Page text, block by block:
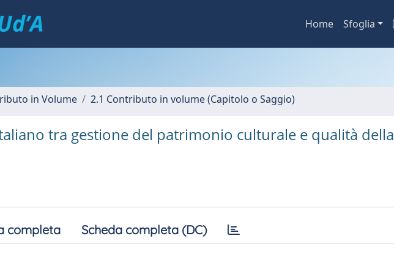
Home Sfoglia
in Volume 2.1 Contributo in volume (Capitolo o Saggio)
tra gestione del patrimonio culturale e qualità della
completa Scheda completa (DC)